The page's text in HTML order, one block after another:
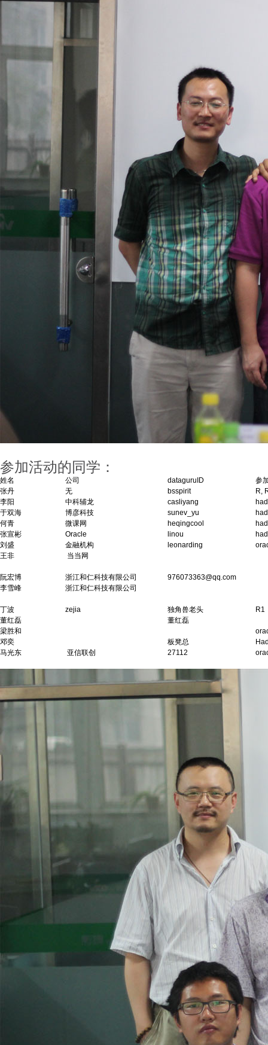
参加活动的同学：
姓名 公司 dataguruID
参
张丹
无 bsspirit
R,
李阳
中科辅龙 casliyang
于双海
博彦科技 sunev_yu
何青
微课网 heqingcool
张宣彬
Oracle linou
刘盛
金融机构 leonarding
王非
当当网
阮宏博 浙江和仁科技有限公司
976073363@qq.com
李雪峰
浙江和仁科技有限公司
丁波 zejia 独角兽老头
R1
董红磊
董红磊
梁胜和
邓奕
板凳总
马光东
亚信联创 27112